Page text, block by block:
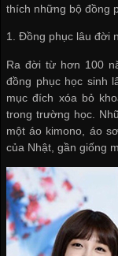
thích những bộ đồng
1. Đồng phục lâu đời
Ra đời từ hơn 100
đồng phục học sinh
mục đích xóa bỏ
trong trường học.
một áo kimono, áo
của Nhật, gần giống